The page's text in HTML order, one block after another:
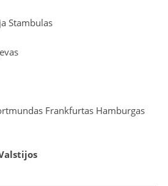
Stambulas
Frankfurtas Hamburgas